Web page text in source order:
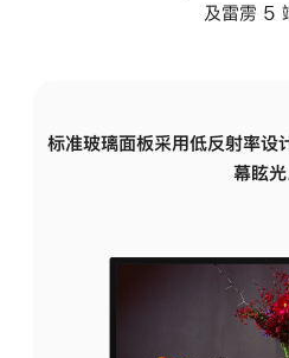
及雷雳 5
标准玻璃面板采用低反射率设
幕眩光